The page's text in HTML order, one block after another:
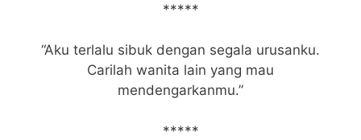
*****
“Aku terlalu sibuk dengan segala urusanku.
Carilah wanita lain yang mau
mendengarkanmu.”
*****